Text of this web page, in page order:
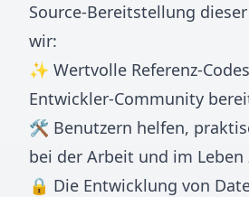
Source-Bereitstellung
wir:
✨ Wertvolle Referenz-
Entwickler-Community
🛠️ Benutzern helfen,
bei der Arbeit und im Leben
🔒 Die Entwicklung von